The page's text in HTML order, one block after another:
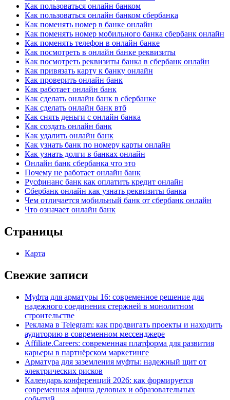
Как пользоваться онлайн банком
Как пользоваться онлайн банком сбербанка
Как поменять номер в банке онлайн
Как поменять номер мобильного банка сбербанк онлайн
Как поменять телефон в онлайн банке
Как посмотреть в онлайн банке реквизиты
Как посмотреть реквизиты банка в сбербанк онлайн
Как привязать карту к банку онлайн
Как проверить онлайн банк
Как работает онлайн банк
Как сделать онлайн банк в сбербанке
Как сделать онлайн банк втб
Как снять деньги с онлайн банка
Как создать онлайн банк
Как удалить онлайн банк
Как узнать банк по номеру карты онлайн
Как узнать долги в банках онлайн
Онлайн банк сбербанка что это
Почему не работает онлайн банк
Русфинанс банк как оплатить кредит онлайн
Сбербанк онлайн как узнать реквизиты банка
Чем отличается мобильный банк от сбербанк онлайн
Что означает онлайн банк
Страницы
Карта
Свежие записи
Муфта для арматуры 16: современное решение для
надежного соединения стержней в монолитном
строительстве
Реклама в Telegram: как продвигать проекты и находить
аудиторию в современном мессенджере
Affiliate.Careers: современная платформа для развития
карьеры в партнёрском маркетинге
Арматура для заземления муфты: надежный щит от
электрических рисков
Календарь конференций 2026: как формируется
современная афиша деловых и образовательных